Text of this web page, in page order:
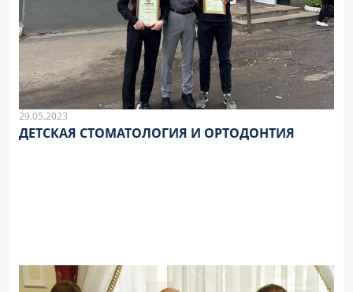
29.05.2023
ДЕТСКАЯ СТОМАТОЛОГИЯ И ОРТОДОНТИЯ